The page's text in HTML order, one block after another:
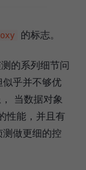
的标志。
的系列细节问
乎并不够优
当数据对象
性能，并且有
做更细的控